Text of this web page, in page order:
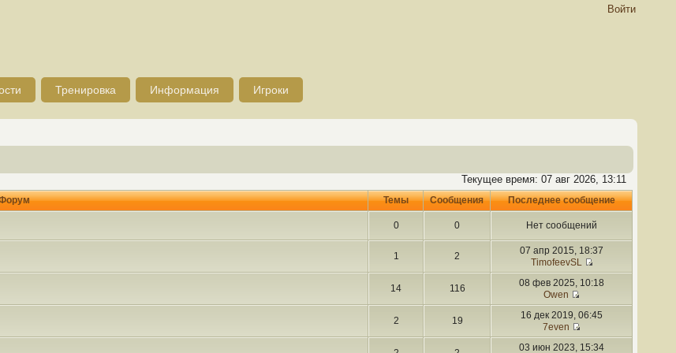
Войти
Тренировка Информация Игроки
Текущее время: 07 авг 2026, 13:11
Темы Сообщения Последнее сообщение
0 0 Нет сообщений
1 2
07 апр 2015, 18:37
TimofeevSL
14 116
08 фев 2025, 10:18
Owen
2 19
16 дек 2019, 06:45
7even
03 июн 2023, 15:34